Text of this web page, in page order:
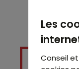
Les
Conseil